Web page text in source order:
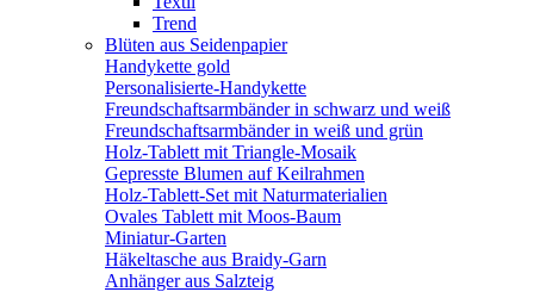
Trend
Blüten aus Seidenpapier
Handykette gold
Personalisierte-Handykette
Freundschaftsarmbänder in schwarz und weiß
Freundschaftsarmbänder in weiß und grün
Holz-Tablett mit Triangle-Mosaik
Gepresste Blumen auf Keilrahmen
Holz-Tablett-Set mit Naturmaterialien
Ovales Tablett mit Moos-Baum
Miniatur-Garten
Häkeltasche aus Braidy-Garn
Anhänger aus Salzteig